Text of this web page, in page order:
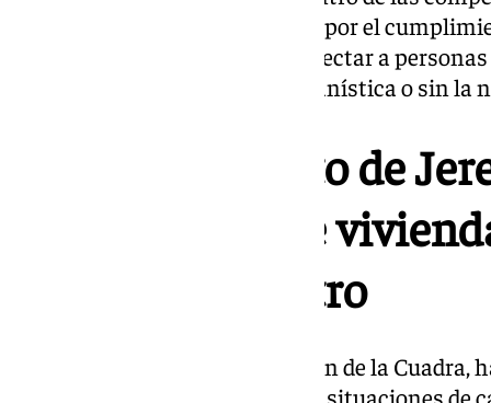
administración» se pueda velar por el
para ejercer esta actividad y detectar a
«incumpliendo la legalidad urbanística o sin la
El Ayuntamiento de
una veintena de
ilegales del centro
La delegada de Urbanismo, Belén de la